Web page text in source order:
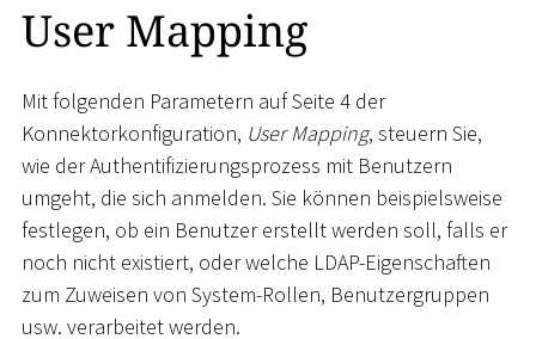
User Mapping
Mit folgenden Parametern auf Seite 4 der
Konnektorkonfiguration, User Mapping, steuern Sie,
wie der Authentifizierungsprozess mit Benutzern
umgeht, die sich anmelden. Sie können beispielsweise
festlegen, ob ein Benutzer erstellt werden soll, falls er
noch nicht existiert, oder welche LDAP-Eigenschaften
zum Zuweisen von System-Rollen, Benutzergruppen
usw. verarbeitet werden.